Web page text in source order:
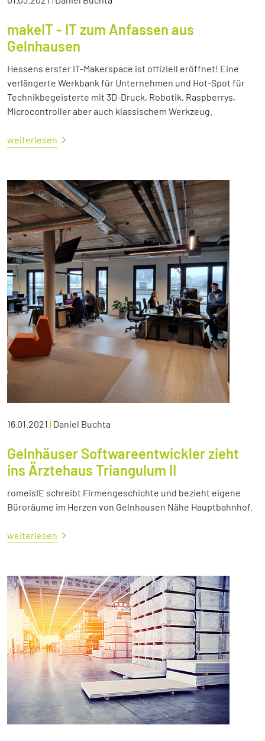
makeIT - IT zum Anfassen aus
Gelnhausen
Hessens erster IT-Makerspace ist offiziell eröffnet! Eine
verlängerte Werkbank für Unternehmen und Hot-Spot für
Technikbegeisterte mit 3D-Druck, Robotik, Raspberrys,
Microcontroller aber auch klassischem Werkzeug.
weiterlesen
16.01.2021 | Daniel Buchta
Gelnhäuser Softwareentwickler zieht
ins Ärztehaus Triangulum II
romeisIE schreibt Firmengeschichte und bezieht eigene
Büroräume im Herzen von Gelnhausen Nähe Hauptbahnhof.
weiterlesen